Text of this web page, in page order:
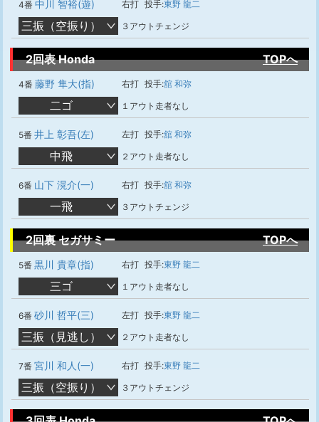
4番 中川 智裕(遊) 右打 投手:東野 龍二
三振（空振り） ３アウトチェンジ
2回表 Honda TOPへ
4番 藤野 隼大(指) 右打 投手:舘 和弥
二ゴ １アウト走者なし
5番 井上 彰吾(左) 左打 投手:舘 和弥
中飛 ２アウト走者なし
6番 山下 滉介(一) 右打 投手:舘 和弥
一飛 ３アウトチェンジ
2回裏 セガサミー TOPへ
5番 黒川 貴章(指) 右打 投手:東野 龍二
三ゴ １アウト走者なし
6番 砂川 哲平(三) 左打 投手:東野 龍二
三振（見逃し） ２アウト走者なし
7番 宮川 和人(一) 右打 投手:東野 龍二
三振（空振り） ３アウトチェンジ